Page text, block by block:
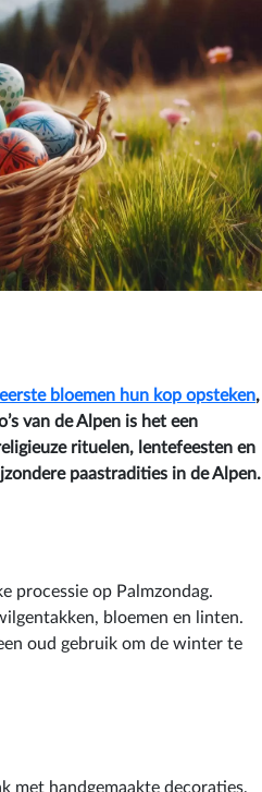
bloemen hun kop opsteken,
van de Alpen is het een
rituelen, lentefeesten en
paastradities in de Alpen.
processie op Palmzondag.
bloemen en linten.
oud gebruik om de winter te
met handgemaakte decoraties,